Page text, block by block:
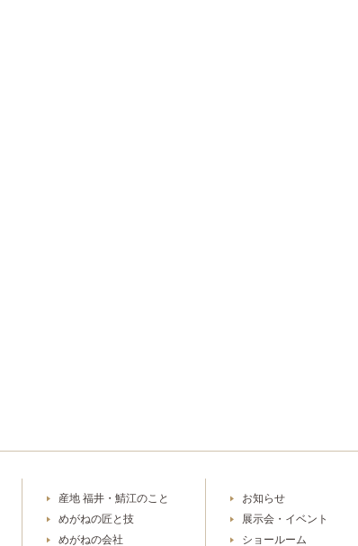
産地 福井・鯖江のこと
めがねの匠と技
めがねの会社
お知らせ
展示会・イベント
ショールーム